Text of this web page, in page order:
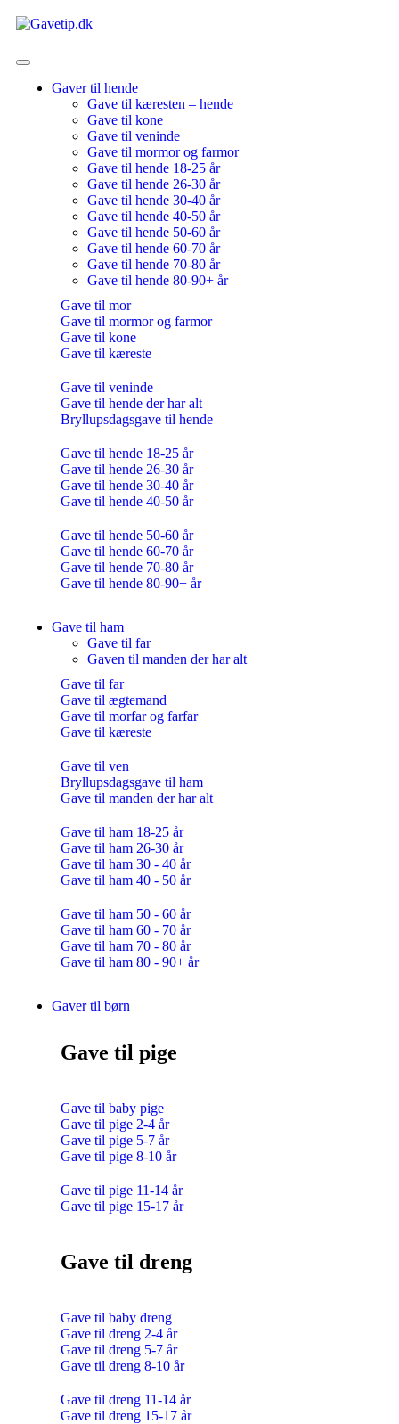
Gaver til hende
Gave til kæresten – hende
Gave til kone
Gave til veninde
Gave til mormor og farmor
Gave til hende 18-25 år
Gave til hende 26-30 år
Gave til hende 30-40 år
Gave til hende 40-50 år
Gave til hende 50-60 år
Gave til hende 60-70 år
Gave til hende 70-80 år
Gave til hende 80-90+ år
Gave til mor
Gave til mormor og farmor
Gave til kone
Gave til kæreste
Gave til veninde
Gave til hende der har alt
Bryllupsdagsgave til hende
Gave til hende 18-25 år
Gave til hende 26-30 år
Gave til hende 30-40 år
Gave til hende 40-50 år
Gave til hende 50-60 år
Gave til hende 60-70 år
Gave til hende 70-80 år
Gave til hende 80-90+ år
Gave til ham
Gave til far
Gaven til manden der har alt
Gave til far
Gave til ægtemand
Gave til morfar og farfar
Gave til kæreste
Gave til ven
Bryllupsdagsgave til ham
Gave til manden der har alt
Gave til ham 18-25 år
Gave til ham 26-30 år
Gave til ham 30 - 40 år
Gave til ham 40 - 50 år
Gave til ham 50 - 60 år
Gave til ham 60 - 70 år
Gave til ham 70 - 80 år
Gave til ham 80 - 90+ år
Gaver til børn
Gave til pige
Gave til baby pige
Gave til pige 2-4 år
Gave til pige 5-7 år
Gave til pige 8-10 år
Gave til pige 11-14 år
Gave til pige 15-17 år
Gave til dreng
Gave til baby dreng
Gave til dreng 2-4 år
Gave til dreng 5-7 år
Gave til dreng 8-10 år
Gave til dreng 11-14 år
Gave til dreng 15-17 år